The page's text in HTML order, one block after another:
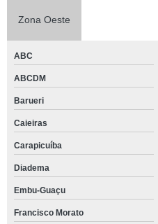
Zona Oeste
ABC
ABCDM
Barueri
Caieiras
Carapicuíba
Diadema
Embu-Guaçu
Francisco Morato